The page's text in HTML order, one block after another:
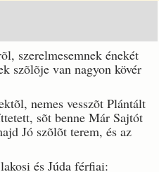
szerelmesemnek énekét
szõlõje van nagyon kövér
nemes vesszõt Plántált
sõt benne Már Sajtót
Jó szõlõt terem, és az
és Júda férfiai: